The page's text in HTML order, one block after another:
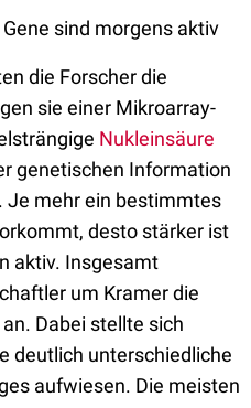
sind morgens aktiv
die Forscher die
sie einer Mikroarray-
Nukleinsäure
genetischen Information
. Je mehr ein bestimmtes
desto stärker ist
aktiv. Insgesamt
um Kramer die
Dabei stellte sich
deutlich unterschiedliche
aufwiesen. Die meisten